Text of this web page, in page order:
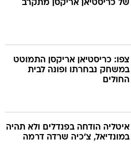
של כריסטיאן אריקסן מתקרב
צפו: כריסטיאן אריקסן התמוטט
במשחק נבחרתו ופונה לבית
החולים
איטליה הודחה בפנדלים ולא תהיה
במונדיאל, צ'כיה שרדה דרמה